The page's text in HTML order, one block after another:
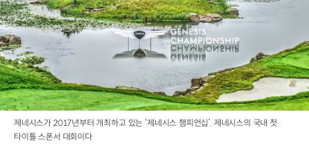
제네시스가 2017년부터 개최하고 있는 ‘제네시스 챔피언십’. 제네시스의 국내 첫
타이틀 스폰서 대회이다